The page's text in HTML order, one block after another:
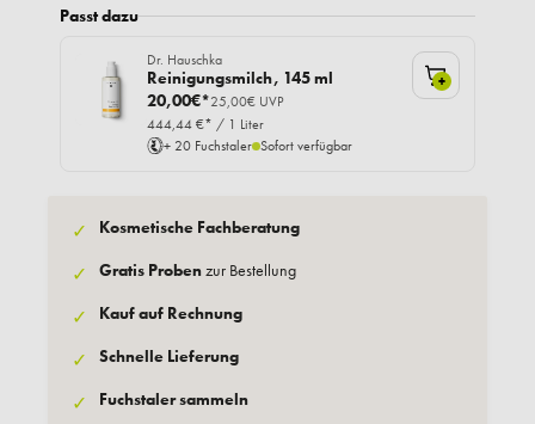
Passt dazu
Dr. Hauschka
Reinigungsmilch, 145 ml
20,00€*25,00€ UVP
444,44 €* / 1 Liter
+ 20 Fuchstaler Sofort verfügbar
+
✓ Kosmetische Fachberatung
✓ Gratis Probenzur Bestellung
✓ Kauf auf Rechnung
✓ Schnelle Lieferung
✓ Fuchstaler sammeln